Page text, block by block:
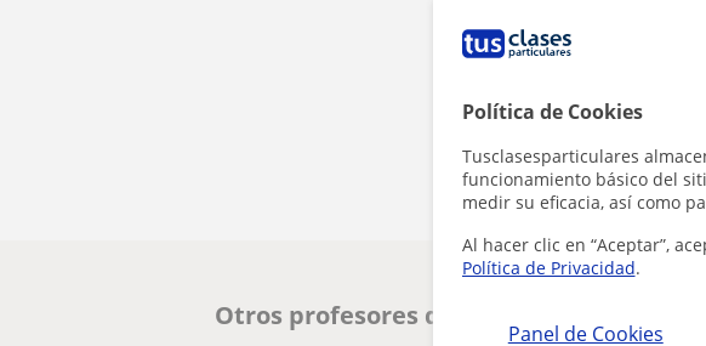
Política de Cookies
Tusclasesparticulares
funcionamiento básico del
medir su eficacia, así como
Al hacer clic en “Aceptar”,
Política de Privacidad.
Panel de Cookies
Otros profesores de Árabe en Madrid